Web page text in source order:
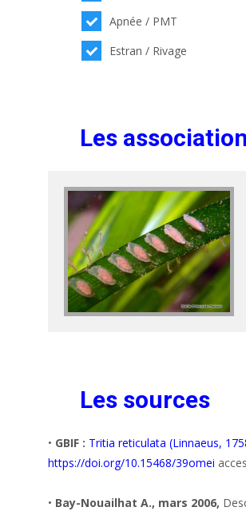
Apnée / PMT
Estran / Rivage
Les
Les sources
• GBIF : Tritia reticulata (Linnaeus,
https://doi.org/10.15468/39omei
• Bay-Nouailhat A., mars 2006,